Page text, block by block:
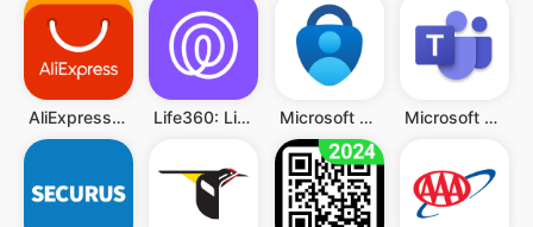
AliExpress:تسوق عبر الإنترنت Life360: Live Location Sharing Microsoft Authenticator Microsoft Teams